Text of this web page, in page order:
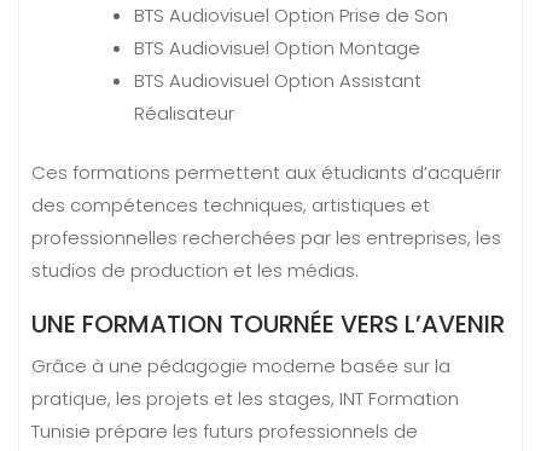
BTS Audiovisuel Option Prise de Son
BTS Audiovisuel Option Montage
BTS Audiovisuel Option Assistant
Réalisateur
Ces formations permettent aux étudiants d’acquérir
des compétences techniques, artistiques et
professionnelles recherchées par les entreprises, les
studios de production et les médias.
UNE FORMATION TOURNÉE VERS L’AVENIR
Grâce à une pédagogie moderne basée sur la
pratique, les projets et les stages, INT Formation
Tunisie prépare les futurs professionnels de